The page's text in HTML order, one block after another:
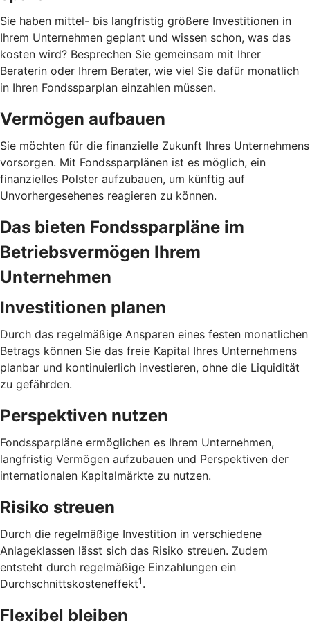
Sie haben mittel- bis langfristig größere Investitionen in
Ihrem Unternehmen geplant und wissen schon, was das
kosten wird? Besprechen Sie gemeinsam mit Ihrer
Beraterin oder Ihrem Berater, wie viel Sie dafür monatlich
in Ihren Fondssparplan einzahlen müssen.
Vermögen aufbauen
Sie möchten für die finanzielle Zukunft Ihres Unternehmens
vorsorgen. Mit Fondssparplänen ist es möglich, ein
finanzielles Polster aufzubauen, um künftig auf
Unvorhergesehenes reagieren zu können.
Das bieten Fondssparpläne im
Betriebsvermögen Ihrem
Unternehmen
Investitionen planen
Durch das regelmäßige Ansparen eines festen monatlichen
Betrags können Sie das freie Kapital Ihres Unternehmens
planbar und kontinuierlich investieren, ohne die Liquidität
zu gefährden.
Perspektiven nutzen
Fondssparpläne ermöglichen es Ihrem Unternehmen,
langfristig Vermögen aufzubauen und Perspektiven der
internationalen Kapitalmärkte zu nutzen.
Risiko streuen
Durch die regelmäßige Investition in verschiedene
Anlageklassen lässt sich das Risiko streuen. Zudem
entsteht durch regelmäßige Einzahlungen ein
Durchschnittskosteneffekt1 .
Flexibel bleiben